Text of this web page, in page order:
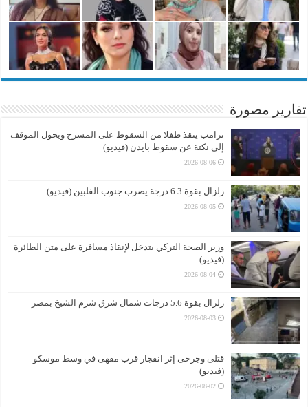
تقارير مصورة
ترامب ينقذ طفلا من السقوط على المسرح ويحول الموقف
إلى نكتة عن سقوط بايدن (فيديو)
2026-08-06
زلزال بقوة 6.3 درجة يضرب جنوب الفلبين (فيديو)
2026-08-05
وزير الصحة التركي يتدخل لإنقاذ مسافرة على متن الطائرة
(فيديو)
2026-08-04
زلزال بقوة 5.6 درجات شمال شرق شرم الشيخ بمصر
2026-08-03
قتلى وجرحى إثر انفجار قرب مقهى في وسط موسكو
(فيديو)
2026-08-02